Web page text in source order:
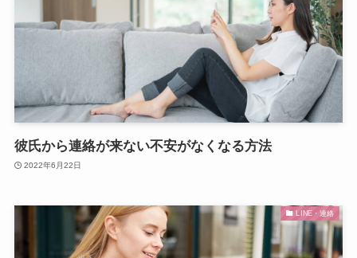
彼氏から連絡が来ない不安がなくなる方法
2022年6月22日
LINE・連絡